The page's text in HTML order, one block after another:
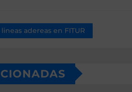
adereas en FITUR